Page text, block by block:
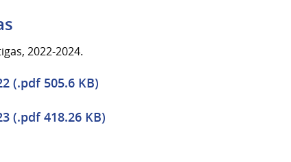
2022-2024.
(.pdf 505.6 KB)
(.pdf 418.26 KB)